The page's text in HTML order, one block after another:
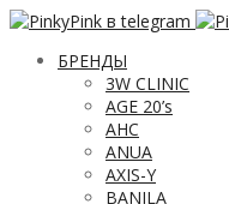
БРЕНДЫ
3W CLINIC
AGE 20’s
AHC
ANUA
AXIS-Y
BANILA